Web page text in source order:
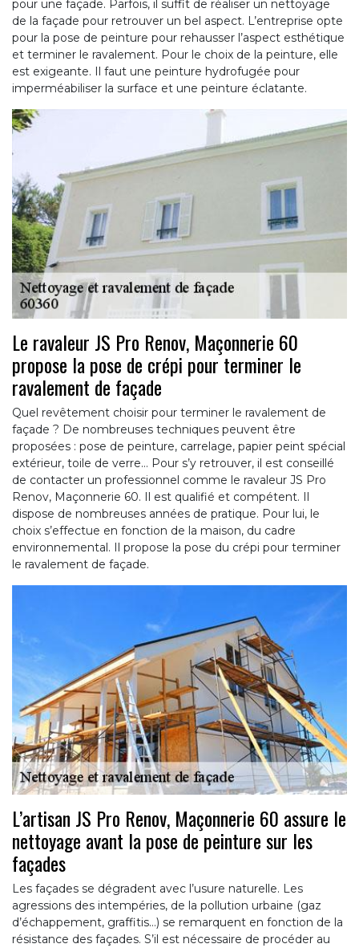
pour une façade. Parfois, il suffit de réaliser un nettoyage
de la façade pour retrouver un bel aspect. L’entreprise opte
pour la pose de peinture pour rehausser l’aspect esthétique
et terminer le ravalement. Pour le choix de la peinture, elle
est exigeante. Il faut une peinture hydrofugée pour
imperméabiliser la surface et une peinture éclatante.
Le ravaleur JS Pro Renov, Maçonnerie 60
propose la pose de crépi pour terminer le
ravalement de façade
Quel revêtement choisir pour terminer le ravalement de
façade ? De nombreuses techniques peuvent être
proposées : pose de peinture, carrelage, papier peint spécial
extérieur, toile de verre… Pour s’y retrouver, il est conseillé
de contacter un professionnel comme le ravaleur JS Pro
Renov, Maçonnerie 60. Il est qualifié et compétent. Il
dispose de nombreuses années de pratique. Pour lui, le
choix s’effectue en fonction de la maison, du cadre
environnemental. Il propose la pose du crépi pour terminer
le ravalement de façade.
L’artisan JS Pro Renov, Maçonnerie 60 assure le
nettoyage avant la pose de peinture sur les
façades
Les façades se dégradent avec l’usure naturelle. Les
agressions des intempéries, de la pollution urbaine (gaz
d’échappement, graffitis…) se remarquent en fonction de la
résistance des façades. S’il est nécessaire de procéder au